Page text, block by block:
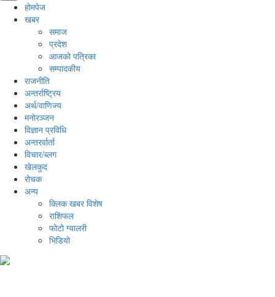
होमपेज
खबर
समाज
प्रदेश
आजको पत्रिका
सम्पादकीय
राजनीति
अन्तर्राष्ट्रिय
अर्थ/वाणिज्य
मनाेरञ्जन
विज्ञान प्रविधि
अन्तरर्वार्ता
विचार/ब्लग
खेलकुद
रोचक
अन्य
क्लिक खबर विशेष
राशिफल
फोटो ग्यालरी
भिडियो